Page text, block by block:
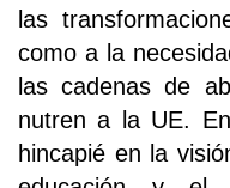
las
como a la
las cadenas de
nutren a la UE.
hincapié en la